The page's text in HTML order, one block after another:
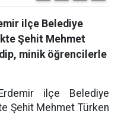
ilçe Belediye
Şehit Mehmet
minik öğrencilerle
ilçe Belediye
Şehit Mehmet Türken